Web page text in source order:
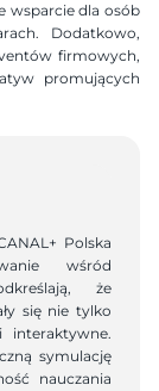
wsparcie dla osób
Dodatkowo,
firmowych,
promujących
Polska
wśród
że
się nie tylko
interaktywne.
symulację
nauczania